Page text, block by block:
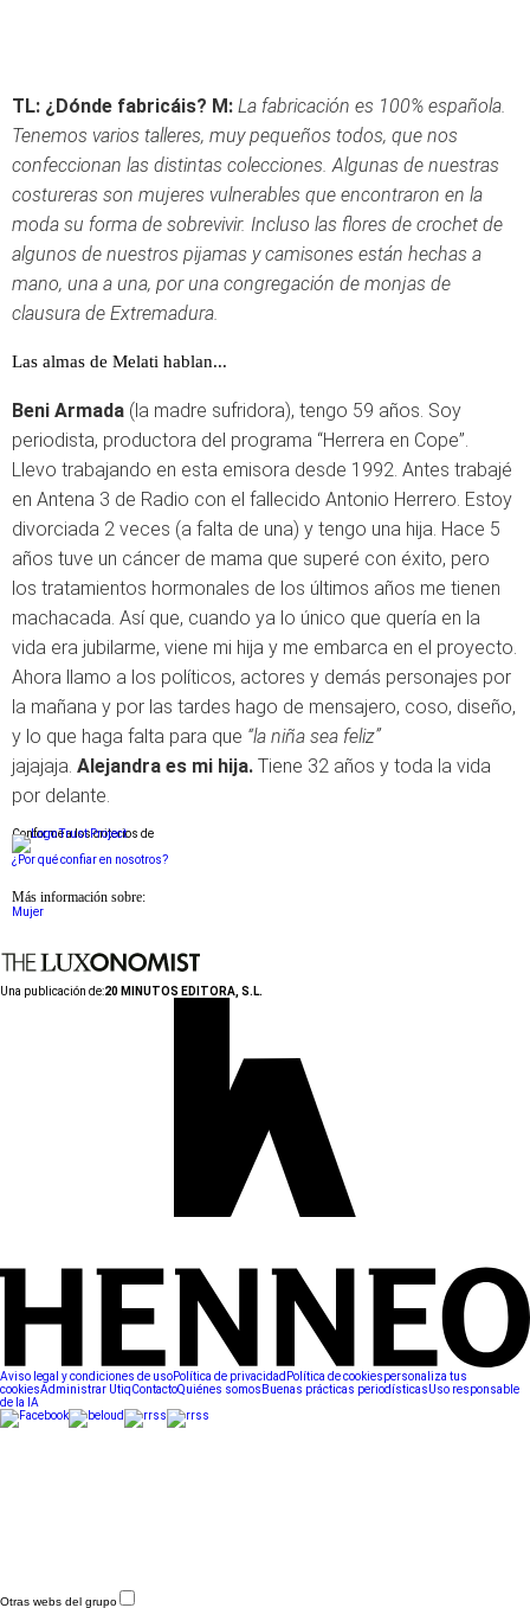
TL: ¿Dónde fabricáis? M: La fabricación es 100% española.
Tenemos varios talleres, muy pequeños todos, que nos
confeccionan las distintas colecciones. Algunas de nuestras
costureras son mujeres vulnerables que encontraron en la
moda su forma de sobrevivir. Incluso las flores de crochet de
algunos de nuestros pijamas y camisones están hechas a
mano, una a una, por una congregación de monjas de
clausura de Extremadura.
Las almas de Melati hablan...
Beni Armada (la madre sufridora), tengo 59 años. Soy
periodista, productora del programa “Herrera en Cope”.
Llevo trabajando en esta emisora desde 1992. Antes trabajé
en Antena 3 de Radio con el fallecido Antonio Herrero. Estoy
divorciada 2 veces (a falta de una) y tengo una hija. Hace 5
años tuve un cáncer de mama que superé con éxito, pero
los tratamientos hormonales de los últimos años me tienen
machacada. Así que, cuando ya lo único que quería en la
vida era jubilarme, viene mi hija y me embarca en el proyecto.
Ahora llamo a los políticos, actores y demás personajes por
la mañana y por las tardes hago de mensajero, coso, diseño,
y lo que haga falta para que “la niña sea feliz”
jajajaja. Alejandra es mi hija. Tiene 32 años y toda la vida
por delante.
Conforme a los criterios de
¿Por qué confiar en nosotros?
Más información sobre:
Mujer
Una publicación de:20 MINUTOS EDITORA, S.L.
Aviso legal y condiciones de usoPolítica de privacidad Política de cookiespersonaliza tus
cookiesAdministrar UtiqContactoQuiénes somos Buenas prácticas periodísticasUso responsable
de la IA
Otras webs del grupo